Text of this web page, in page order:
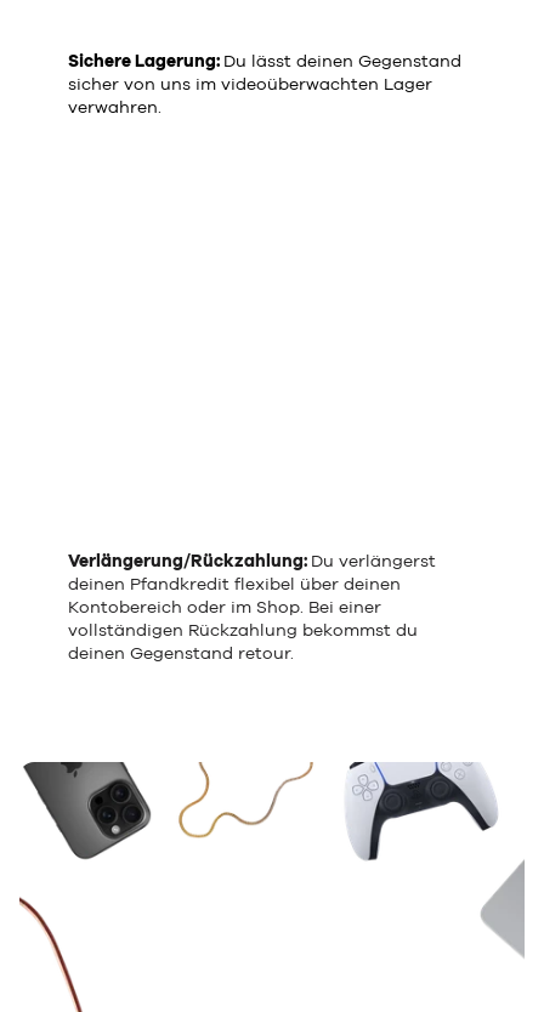
Sichere Lagerung: Du lässt deinen Gegenstand
sicher von uns im videoüberwachten Lager
verwahren.
Verlängerung/Rückzahlung: Du verlängerst
deinen Pfandkredit flexibel über deinen
Kontobereich oder im Shop. Bei einer
vollständigen Rückzahlung bekommst du
deinen Gegenstand retour.